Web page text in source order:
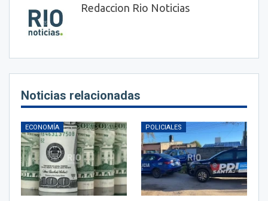
Redaccion Rio Noticias
Noticias relacionadas
ECONOMÍA POLICIALES